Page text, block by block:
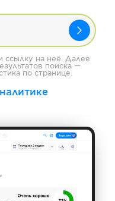
ссылку на неё. Далее
поиска —
по странице.